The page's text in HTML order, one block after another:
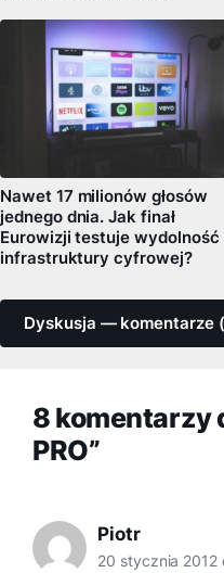
Nawet 17 milionów głosów
jednego dnia. Jak finał
Eurowizji testuje wydolność
infrastruktury cyfrowej?
Dyskusja — komentarze
8 komentarzy
PRO”
Piotr
20 stycznia 2012